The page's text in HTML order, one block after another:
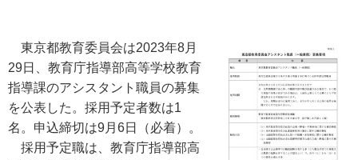
東京都教育委員会は2023年8月
29日、教育庁指導部高等学校教育
指導課のアシスタント職員の募集
を公表した。採用予定者数は1
名。申込締切は9月6日（必着）。
採用予定職は、教育庁指導部高